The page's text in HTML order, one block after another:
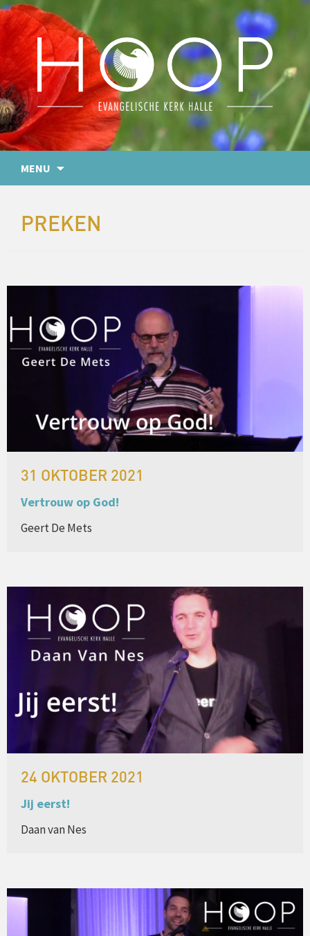
MENU
PREKEN
31 OKTOBER 2021
Vertrouw op God!
Geert De Mets
24 OKTOBER 2021
Jij eerst!
Daan van Nes